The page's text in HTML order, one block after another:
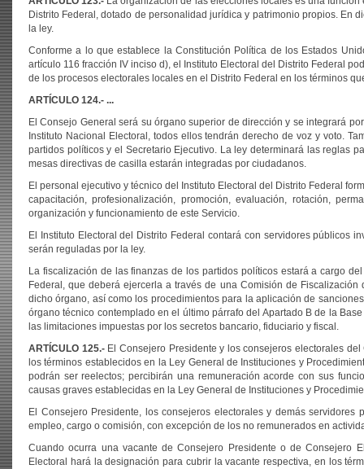
Distrito Federal, dotado de personalidad jurídica y patrimonio propios. En
la ley.
Conforme a lo que establece la Constitución Política de los Estados
artículo 116 fracción IV inciso d), el Instituto Electoral del Distrito Federal
de los procesos electorales locales en el Distrito Federal en los términos
ARTÍCULO 124.- ...
El Consejo General será su órgano superior de dirección y se integrará
Instituto Nacional Electoral, todos ellos tendrán derecho de voz y voto.
partidos políticos y el Secretario Ejecutivo. La ley determinará las reglas
mesas directivas de casilla estarán integradas por ciudadanos.
El personal ejecutivo y técnico del Instituto Electoral del Distrito Federal
capacitación, profesionalización, promoción, evaluación, rotación,
organización y funcionamiento de este Servicio.
El Instituto Electoral del Distrito Federal contará con servidores públicos
serán reguladas por la ley.
La fiscalización de las finanzas de los partidos políticos estará a cargo
Federal, que deberá ejercerla a través de una Comisión de
dicho órgano, así como los procedimientos para la aplicación de
órgano técnico contemplado en el último párrafo del Apartado B de la
las limitaciones impuestas por los secretos bancario, fiduciario y fiscal.
ARTÍCULO 125.- El Consejero Presidente y los consejeros electorales
los términos establecidos en la Ley General de Instituciones y
podrán ser reelectos; percibirán una remuneración acorde con sus
causas graves establecidas en la Ley General de Instituciones y
El Consejero Presidente, los consejeros electorales y demás
empleo, cargo o comisión, con excepción de los no remunerados en
Cuando ocurra una vacante de Consejero Presidente o de Consejero
Electoral hará la designación para cubrir la vacante respectiva, en los